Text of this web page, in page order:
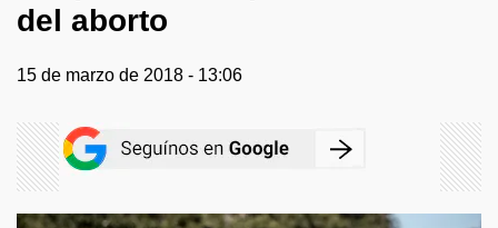
del aborto
15 de marzo de 2018 - 13:06